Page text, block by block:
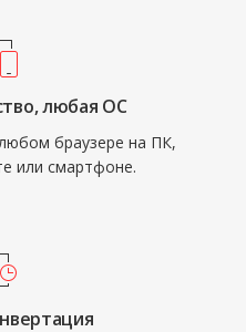
любая ОС
браузере на ПК,
или смартфоне.